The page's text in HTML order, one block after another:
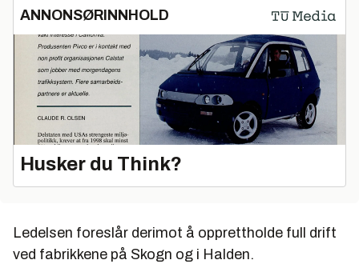
ANNONSØRINNHOLD
Husker du Think?
Ledelsen foreslår derimot å opprettholde full drift
ved fabrikkene på Skogn og i Halden.